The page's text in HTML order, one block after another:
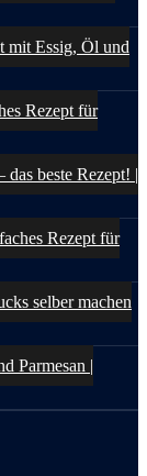
mit Essig, Öl und
Rezept für
beste Rezept! |
Rezept für
selber machen
Parmesan |